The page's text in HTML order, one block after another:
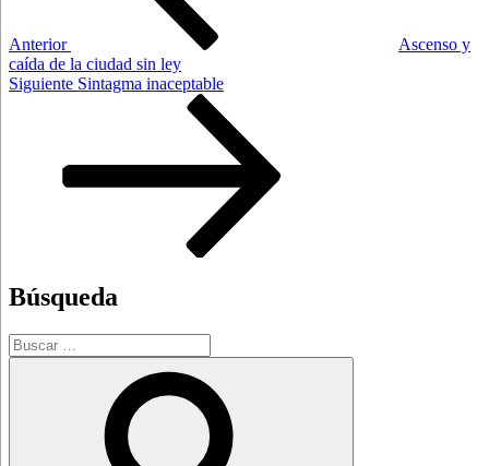
Anterior
Ascenso y
caída de la ciudad sin ley
Siguiente
Siguiente Sintagma inaceptable
Búsqueda
Buscar
por: